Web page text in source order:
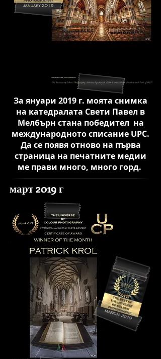
За януари 2019 г. моята снимка
на катедралата Свети Павел в
Мелбърн стана победител на
международното списание UPC.
Да се появя отново на първа
страница на печатните медии
ме прави много, много горд.
март 2019 г